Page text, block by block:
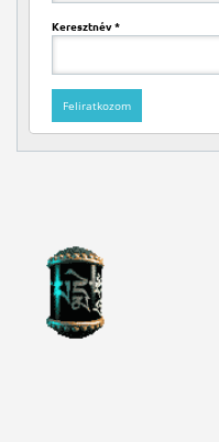
Keresztnév*